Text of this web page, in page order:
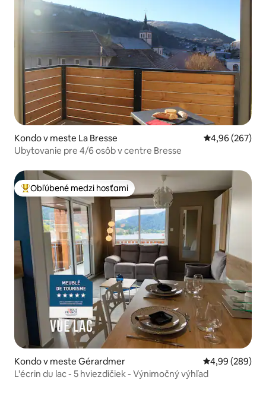
Kondo v meste La Bresse Priemerné
4,96 (267)
Ubytovanie pre 4/6 osôb v centre Bresse
Najobľúbenejšie medzi hosťami
Obľúbené medzi hosťami
Kondo v meste Gérardmer Priemerné
4,99 (289)
L'écrin du lac - 5 hviezdičiek - Výnimočný výhľad